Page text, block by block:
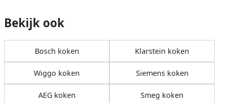
Bekijk ook
Bosch koken Klarstein koken
Wiggo koken Siemens koken
AEG koken Smeg koken